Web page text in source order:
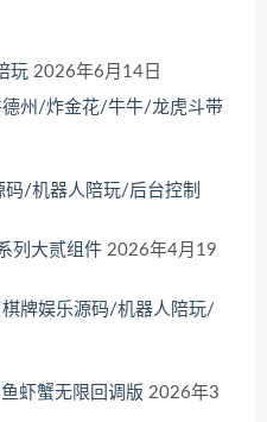
玩 2026年6月14日
州/炸金花/牛牛/龙虎斗带
码/机器人陪玩/后台控制
列大贰组件 2026年4月19
牌娱乐源码/机器人陪玩/
虾蟹无限回调版 2026年3